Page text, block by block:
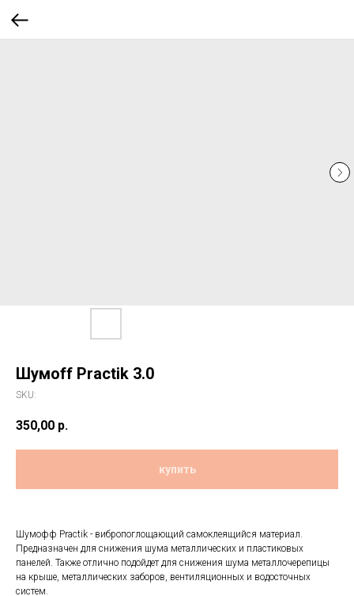
Шумoff Practik 3.0
SKU:
350,00 р.
купить
Шумофф Practik - вибропоглощающий самоклеящийся материал.
Предназначен для снижения шума металлических и пластиковых
панелей. Также отлично подойдет для снижения шума металлочерепицы
на крыше, металлических заборов, вентиляционных и водосточных
систем.